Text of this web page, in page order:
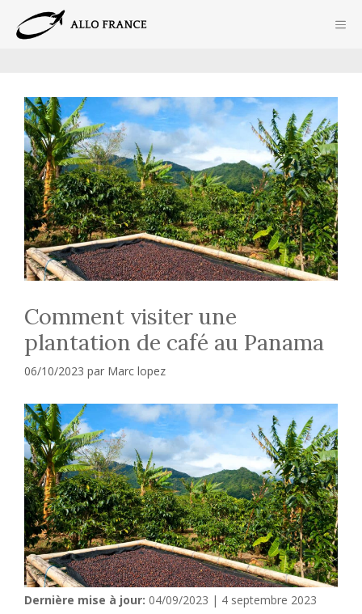
contenu
Comment visiter une
plantation de café au Panama
06/10/2023 par Marc lopez
Dernière mise à jour: 04/09/2023 | 4 septembre 2023